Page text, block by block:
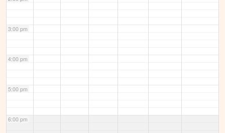
3:00 pm
4:00 pm
5:00 pm
6:00 pm